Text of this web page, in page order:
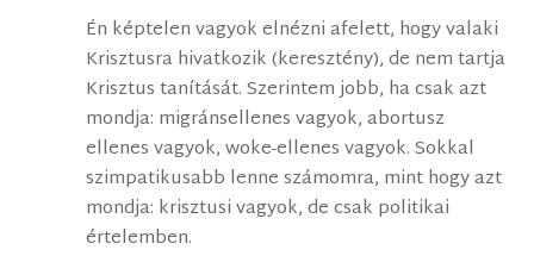
Én képtelen vagyok elnézni afelett, hogy valaki
Krisztusra hivatkozik (keresztény), de nem tartja
Krisztus tanítását. Szerintem jobb, ha csak azt
mondja: migránsellenes vagyok, abortusz
ellenes vagyok, woke-ellenes vagyok. Sokkal
szimpatikusabb lenne számomra, mint hogy azt
mondja: krisztusi vagyok, de csak politikai
értelemben.